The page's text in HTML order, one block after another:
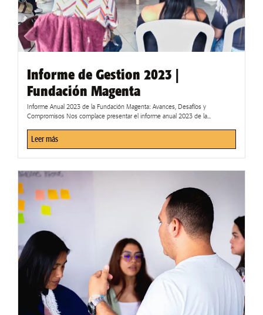
Informe de Gestion 2023 |
Fundación Magenta
Informe Anual 2023 de la Fundación Magenta: Avances, Desafíos y
Compromisos Nos complace presentar el informe anual 2023 de la...
Leer más